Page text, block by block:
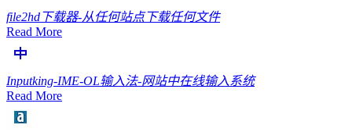
file2hd下载器-从任何站点下载任何文件
Read More
Inputking-IME-OL输入法-网站中在线输入系统
Read More